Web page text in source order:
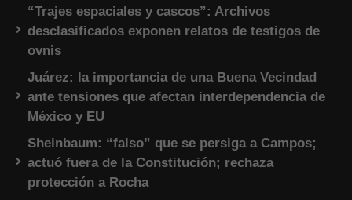
“Trajes espaciales y cascos”: Archivos
desclasificados exponen relatos de testigos de
ovnis
Juárez: la importancia de una Buena Vecindad
ante tensiones que afectan interdependencia de
México y EU
Sheinbaum: “falso” que se persiga a Campos;
actuó fuera de la Constitución; rechaza
protección a Rocha